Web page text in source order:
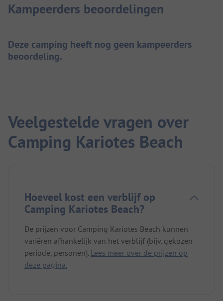
Kampeerders beoordelingen
Deze camping heeft nog geen kampeerders
beoordeling.
Veelgestelde vragen over
Camping Kariotes Beach
Hoeveel kost een verblijf op
Camping Kariotes Beach?
De prijzen voor Camping Kariotes Beach kunnen
variëren afhankelijk van het verblijf (bijv. gekozen
periode, personen). Lees meer over de prijzen op
deze pagina.